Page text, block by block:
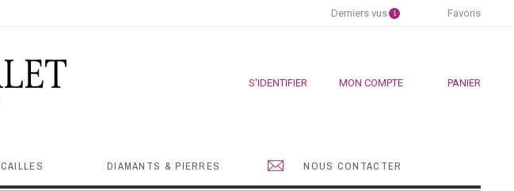
Derniers vus 1 Favoris
S'IDENTIFIER MON COMPTE PANIER
DIAMANTS & PIERRES NOUS CONTACTER